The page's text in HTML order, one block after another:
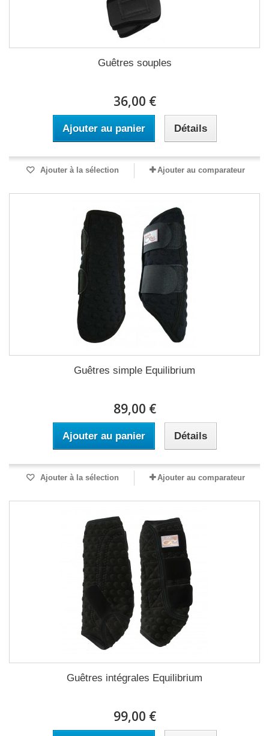
Guêtres souples
36,00 €
Ajouter au panier Détails
Ajouter à la sélection Ajouter au comparateur
Guêtres simple Equilibrium
89,00 €
Ajouter au panier Détails
Ajouter à la sélection Ajouter au comparateur
Guêtres intégrales Equilibrium
99,00 €